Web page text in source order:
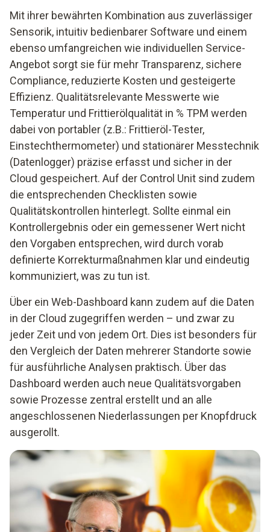
Mit ihrer bewährten Kombination aus zuverlässiger
Sensorik, intuitiv bedienbarer Software und einem
ebenso umfangreichen wie individuellen Service-
Angebot sorgt sie für mehr Transparenz, sichere
Compliance, reduzierte Kosten und gesteigerte
Effizienz. Qualitätsrelevante Messwerte wie
Temperatur und Frittierölqualität in % TPM werden
dabei von portabler (z.B.: Frittieröl-Tester,
Einstechthermometer) und stationärer Messtechnik
(Datenlogger) präzise erfasst und sicher in der
Cloud gespeichert. Auf der Control Unit sind zudem
die entsprechenden Checklisten sowie
Qualitätskontrollen hinterlegt. Sollte einmal ein
Kontrollergebnis oder ein gemessener Wert nicht
den Vorgaben entsprechen, wird durch vorab
definierte Korrekturmaßnahmen klar und eindeutig
kommuniziert, was zu tun ist.
Über ein Web-Dashboard kann zudem auf die Daten
in der Cloud zugegriffen werden – und zwar zu
jeder Zeit und von jedem Ort. Dies ist besonders für
den Vergleich der Daten mehrerer Standorte sowie
für ausführliche Analysen praktisch. Über das
Dashboard werden auch neue Qualitätsvorgaben
sowie Prozesse zentral erstellt und an alle
angeschlossenen Niederlassungen per Knopfdruck
ausgerollt.